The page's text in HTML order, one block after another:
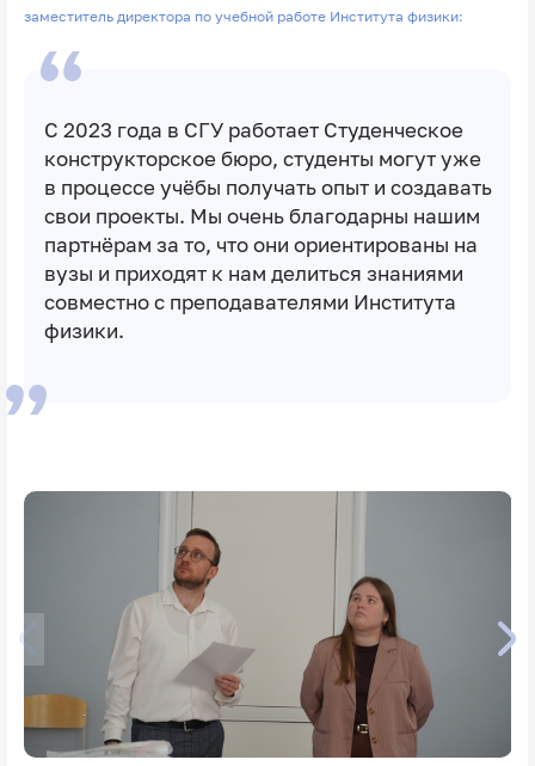
заместитель директора по учебной работе Института физики:
С 2023 года в СГУ работает Студенческое
конструкторское бюро, студенты могут уже
в процессе учёбы получать опыт и создавать
свои проекты. Мы очень благодарны нашим
партнёрам за то, что они ориентированы на
вузы и приходят к нам делиться знаниями
совместно с преподавателями Института
физики.